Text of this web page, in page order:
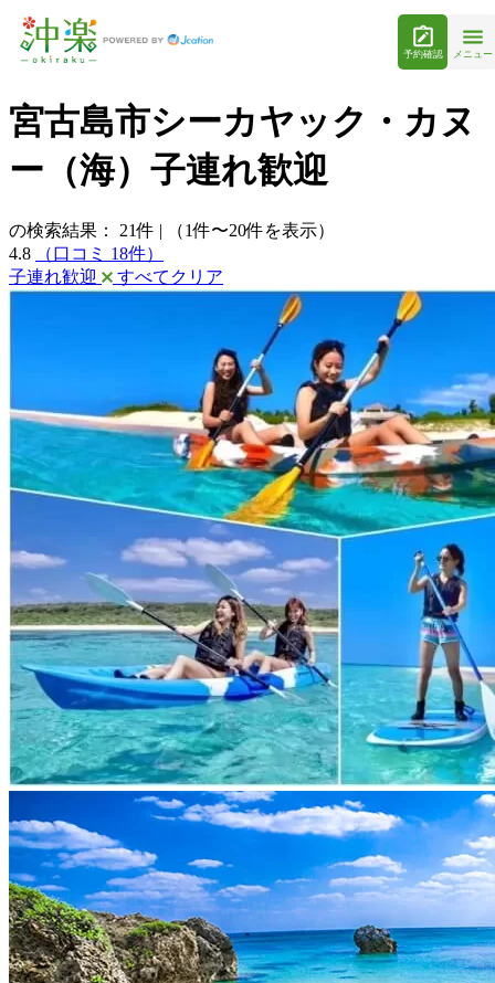
予約確認 メニュー
宮古島市シーカヤック・カヌ
ー（海）子連れ歓迎
の検索結果： 21件 |
（1件〜20件を表示）
4.8
（口コミ 18件）
子連れ歓迎
すべてクリア